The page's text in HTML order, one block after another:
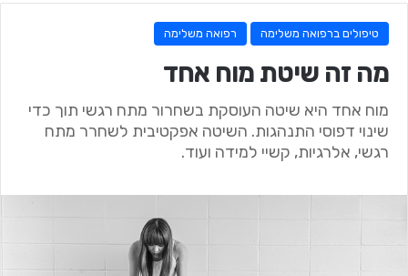
טיפולים ברפואה משלימה רפואה משלימה
מה זה שיטת מוח אחד
מוח אחד היא שיטה העוסקת בשחרור מתח רגשי תוך כדי
שינוי דפוסי התנהגות. השיטה אפקטיבית לשחרר מתח
רגשי, אלרגיות, קשיי למידה ועוד.